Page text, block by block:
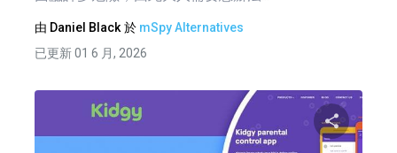
由 Daniel Black 於 mSpy Alternatives
已更新 01 6 月, 2026
文
章